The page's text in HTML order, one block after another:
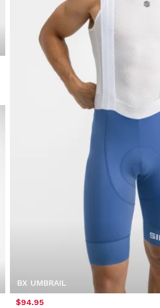
BX UMBRAIL
$94.95